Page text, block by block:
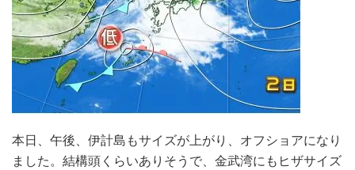
本日、午後、伊計島もサイズが上がり、オフショアになり
ました。結構頭くらいありそうで、金武湾にもヒザサイズ